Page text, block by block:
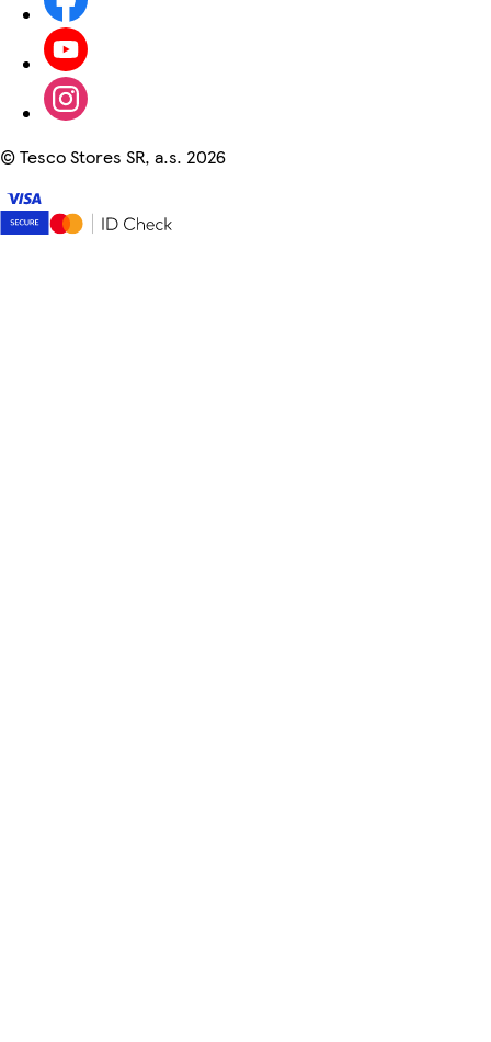
©Tesco Stores SR, a.s. 2026